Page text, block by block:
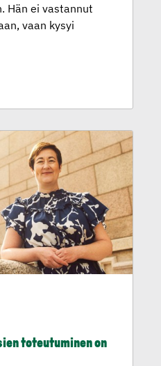
Hän ei vastannut
vaan kysyi
toteutu­minen on